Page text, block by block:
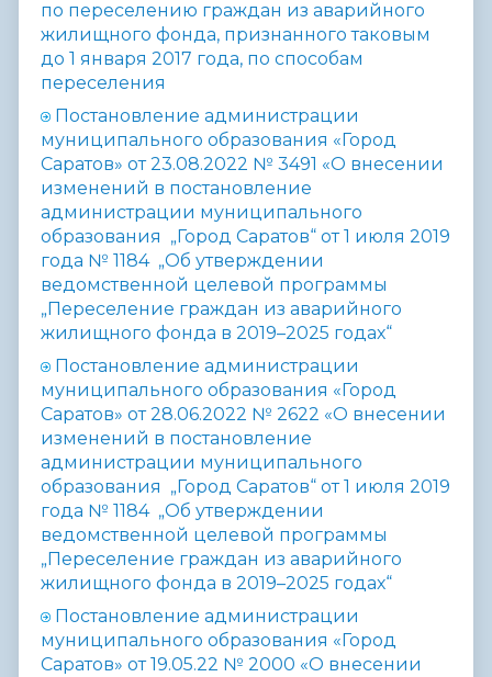
по переселению граждан из аварийного
жилищного фонда, признанного таковым
до 1 января 2017 года, по способам
переселения
Постановление администрации
муниципального образования «Город
Саратов» от 23.08.2022 № 3491 «О внесении
изменений в постановление
администрации муниципального
образования „Город Саратов“ от 1 июля 2019
года № 1184 „Об утверждении
ведомственной целевой программы
„Переселение граждан из аварийного
жилищного фонда в 2019–2025 годах“
Постановление администрации
муниципального образования «Город
Саратов» от 28.06.2022 № 2622 «О внесении
изменений в постановление
администрации муниципального
образования „Город Саратов“ от 1 июля 2019
года № 1184 „Об утверждении
ведомственной целевой программы
„Переселение граждан из аварийного
жилищного фонда в 2019–2025 годах“
Постановление администрации
муниципального образования «Город
Саратов» от 19.05.22 № 2000 «О внесении